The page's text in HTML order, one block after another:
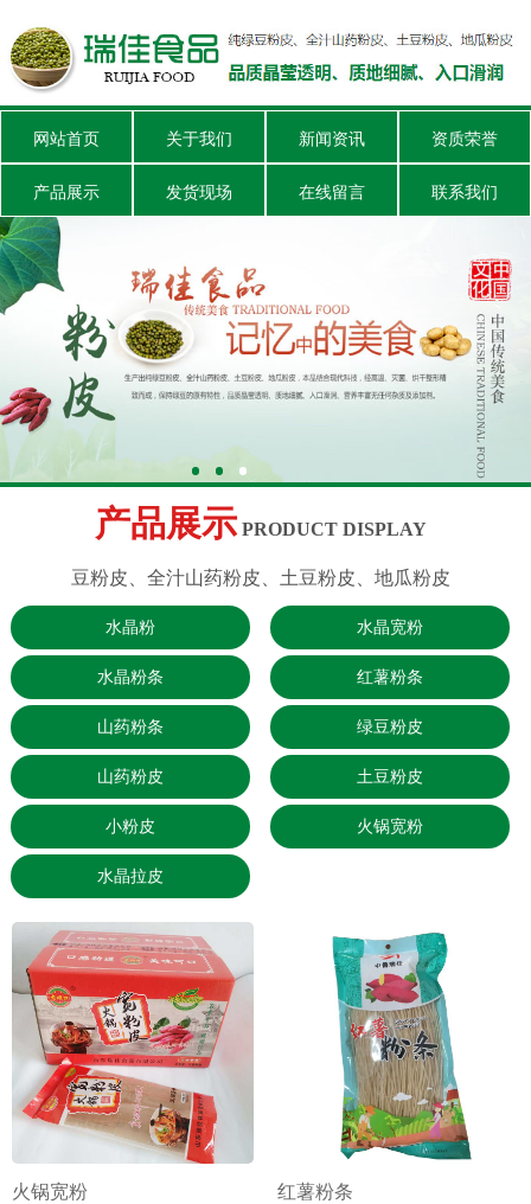
网站首页 关于我们 新闻资讯 资质荣誉
产品展示 发货现场 在线留言 联系我们
产品展示PRODUCT DISPLAY
豆粉皮、全汁山药粉皮、土豆粉皮、地瓜粉皮
水晶粉 水晶宽粉
水晶粉条 红薯粉条
山药粉条 绿豆粉皮
山药粉皮 土豆粉皮
小粉皮 火锅宽粉
水晶拉皮
火锅宽粉 红薯粉条